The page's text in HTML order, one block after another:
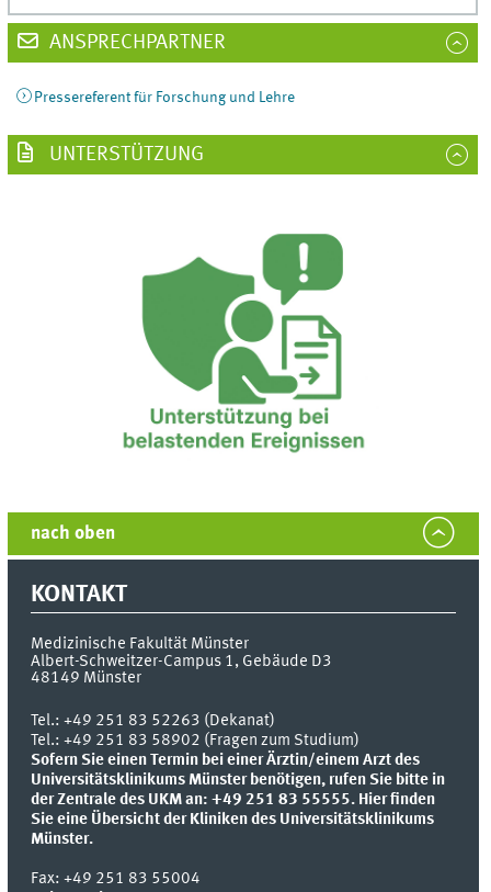
ANSPRECHPARTNER
Pressereferent für Forschung und Lehre
UNTERSTÜTZUNG
nach oben
KONTAKT
Medizinische Fakultät Münster
Albert-Schweitzer-Campus 1, Gebäude D3
48149 Münster
Tel.:+49 251 83 52263 (Dekanat)
Tel.: +49 251 83 58902 (Fragen zum Studium)
Sofern Sie einen Termin bei einer Ärztin/einem Arzt des
Universitätsklinikums Münster benötigen, rufen Sie bitte in
der Zentrale des UKM an: +49 251 83 55555. Hier finden
Sie eine Übersicht der Kliniken des Universitätsklinikums
Münster.
Fax:+49 251 83 55004